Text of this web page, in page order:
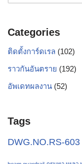
Categories
ติดตั้งการ์ดเรล (102)
ราวกันอันตราย (192)
อัพเดทผลงาน (52)
Tags
DWG.NO.RS-603